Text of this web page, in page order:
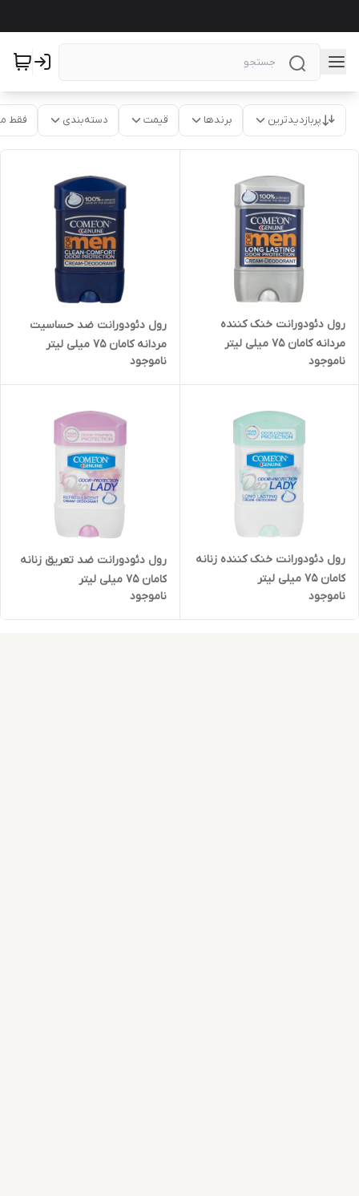
پربازدیدترین برندها قیمت دسته‌بندی فقط
رول دئودورانت خنک کننده
مردانه کامان 75 میلی لیتر
ناموجود
رول دئودورانت ضد حساسیت
مردانه کامان 75 میلی لیتر
ناموجود
رول دئودورانت خنک کننده زنانه
کامان 75 میلی لیتر
ناموجود
رول دئودورانت ضد تعریق زنانه
کامان 75 میلی لیتر
ناموجود